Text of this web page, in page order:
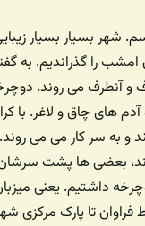
شهر بسیار بسیار
را گذراندیم. به
و آنطرف می روند.
چاق و لاغر. با
و به سر کار می می
اند، بعضی ها پشت
داشتیم. یعنی
فراوان تا پارک مرکزی